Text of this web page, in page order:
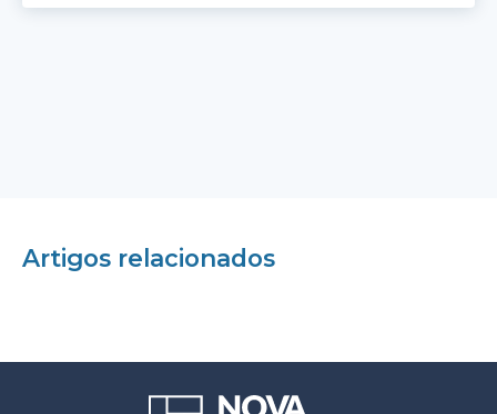
Artigos relacionados